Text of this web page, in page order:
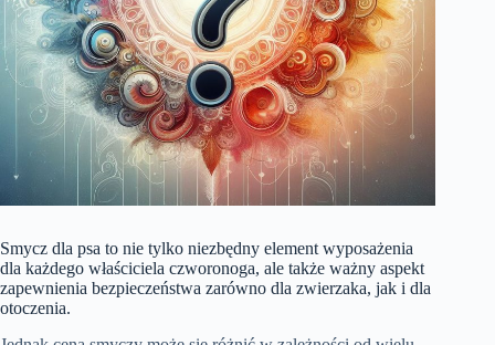
Smycz dla psa to nie tylko niezbędny element wyposażenia
dla każdego właściciela czworonoga, ale także ważny aspekt
zapewnienia bezpieczeństwa zarówno dla zwierzaka, jak i dla
otoczenia.